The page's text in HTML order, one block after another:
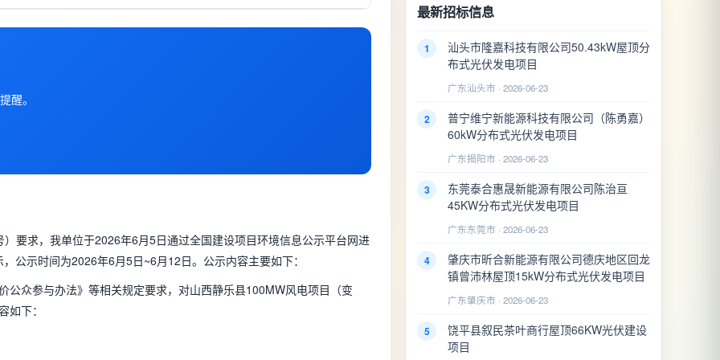
醒。
要求，我单位于2026年6月5日通过全国建设项目环境信息公示平台网进
公示时间为2026年6月5日~6月12日。公示内容主要如下：
众参与办法》等相关规定要求，对山西静乐县100MW风电项目（变
下：
最新招标信息
1
汕头市隆嘉科技有限公司50.43kW屋顶分
布式光伏发电项目
广东汕头市 · 2026-06-23
2
普宁维宁新能源科技有限公司（陈勇嘉）
60kW分布式光伏发电项目
广东揭阳市 · 2026-06-23
3
东莞泰合惠晟新能源有限公司陈治亘
45KW分布式光伏发电项目
广东东莞市 · 2026-06-23
4
肇庆市昕合新能源有限公司德庆地区回龙
镇曾沛林屋顶15kW分布式光伏发电项目
广东肇庆市 · 2026-06-23
5
饶平县叙民茶叶商行屋顶66KW光伏建设
项目